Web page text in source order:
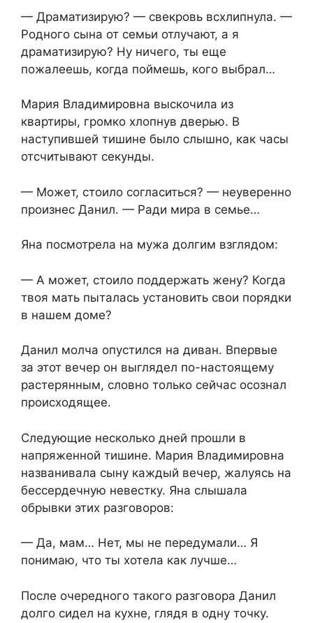
— Драматизирую? — свекровь всхлипнула. —
Родного сына от семьи отлучают, а я
драматизирую? Ну ничего, ты еще
пожалеешь, когда поймешь, кого выбрал…
Мария Владимировна выскочила из
квартиры, громко хлопнув дверью. В
наступившей тишине было слышно, как часы
отсчитывают секунды.
— Может, стоило согласиться? — неуверенно
произнес Данил. — Ради мира в семье…
Яна посмотрела на мужа долгим взглядом:
— А может, стоило поддержать жену? Когда
твоя мать пыталась установить свои порядки
в нашем доме?
Данил молча опустился на диван. Впервые
за этот вечер он выглядел по-настоящему
растерянным, словно только сейчас осознал
происходящее.
Следующие несколько дней прошли в
напряженной тишине. Мария Владимировна
названивала сыну каждый вечер, жалуясь на
бессердечную невестку. Яна слышала
обрывки этих разговоров:
— Да, мам… Нет, мы не передумали… Я
понимаю, что ты хотела как лучше…
После очередного такого разговора Данил
долго сидел на кухне, глядя в одну точку.